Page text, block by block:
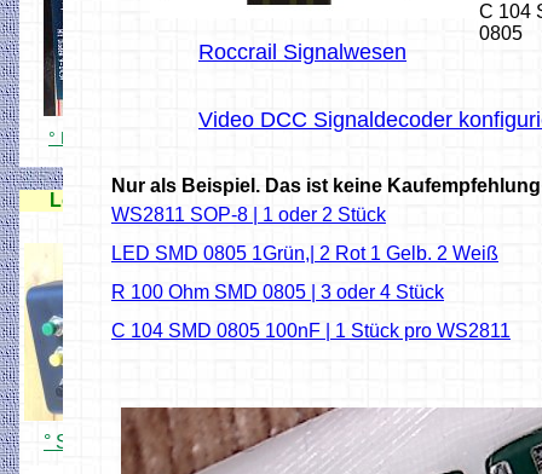
° DCC Lichtsignaldecoder 15X
Lok Handregler für Rocrail
° Simpel USB Handregler
by z_anlage
Roccrail Signalwesen
C 104
0805
Video DCC Signaldecoder
Nur als Beispiel. Das ist keine
WS2811 SOP-8 | 1 oder 2 Stück
LED SMD 0805 1Grün,| 2 Rot 1 Gelb. 2 Weiß
R 100 Ohm SMD 0805 | 3 oder 4 Stück
C 104 SMD 0805 100nF | 1 Stück pro WS2811